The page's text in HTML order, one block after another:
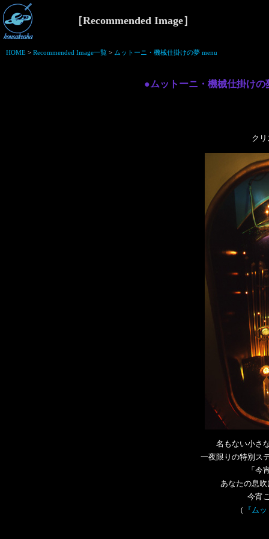
［Recommended Image］
HOME > Recommended Image一覧 > ムットーニ・機械仕掛けの夢 menu
●ムットーニ・機械仕掛けの
ク
名もない小さ
一夜限りの特別ス
「今
あなたの息
今宵
（ 『ム